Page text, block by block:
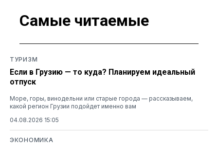
Самые читаемые
ТУРИЗМ
Если в Грузию — то куда? Планируем идеальный
отпуск
Море, горы, винодельни или старые города — рассказываем,
какой регион Грузии подойдет именно вам
04.08.2026 15:05
ЭКОНОМИКА